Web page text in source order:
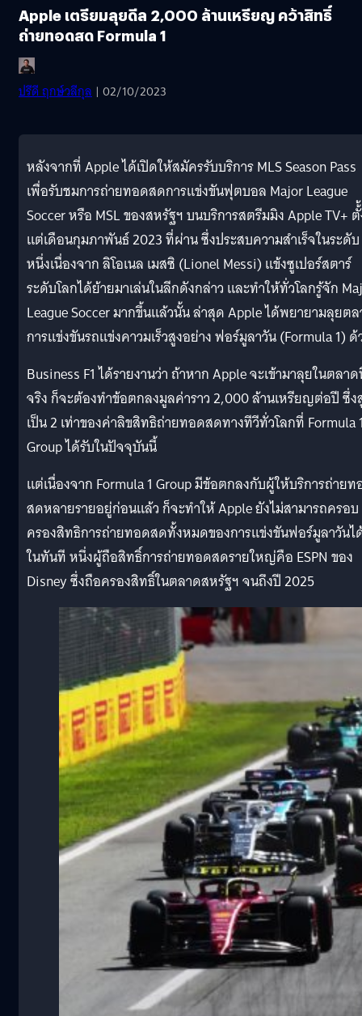
Apple เตรียมลุยดีล 2,000 ล้านเหรียญ คว้าสิทธิ์
ถ่ายทอดสด Formula 1
ปรีดี ฤกษ์วลีกุล | 02/10/2023
หลังจากที่ Apple ได้เปิดให้สมัครรับบริการ MLS Season Pass
เพื่อรับชมการถ่ายทอดสดการแข่งขันฟุตบอล Major League
Soccer หรือ MSL ของสหรัฐฯ บนบริการสตรีมมิง Apple TV+
แต่เดือนกุมภาพันธ์ 2023 ที่ผ่าน ซึ่งประสบความสำเร็จในระดับ
หนึ่งเนื่องจาก ลิโอเนล เมสซิ (Lionel Messi) แข้งซูเปอร์สตาร์
ระดับโลกได้ย้ายมาเล่นในลีกดังกล่าว และทำให้ทั่วโลกรู้จัก
League Soccer มากขึ้นแล้วนั้น ล่าสุด Apple ได้พยายามลุยต
การแข่งขันรถแข่งคาวมเร็วสูงอย่าง ฟอร์มูลาวัน (Formula 1)
Business F1 ได้รายงานว่า ถ้าหาก Apple จะเข้ามาลุยในตลา
จริง ก็จะต้องทำข้อตกลงมูลค่าราว 2,000 ล้านเหรียญต่อปี ซึ่ง
เป็น 2 เท่าของค่าลิขสิทธิถ่ายทอดสดทางทีวีทั่วโลกที่ Formula
Group ได้รับในปัจจุบันนี้
แต่เนื่องจาก Formula 1 Group มีข้อตกลงกับผู้ให้บริการถ่าย
สดหลายรายอยู่ก่อนแล้ว ก็จะทำให้ Apple ยังไม่สามารถครอบ
ครองสิทธิการถ่ายทอดสดทั้งหมดของการแข่งขันฟอร์มูลาวันไ
ในทันที หนึ่งผู้ถือสิทธิ์การถ่ายทอดสดรายใหญ่คือ ESPN ของ
Disney ซึ่งถือครองสิทธิ์ในตลาดสหรัฐฯ จนถึงปี 2025